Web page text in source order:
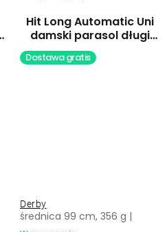
Hit Long Automatic Uni
damski parasol długi
automatyczny
Dostawa gratis
Derby
średnica 99 cm, 356 g |